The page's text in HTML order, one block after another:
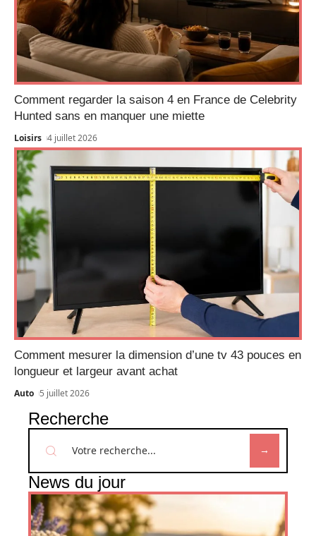
Comment regarder la saison 4 en France de Celebrity
Hunted sans en manquer une miette
Loisirs 4 juillet 2026
Comment mesurer la dimension d’une tv 43 pouces en
longueur et largeur avant achat
Auto 5 juillet 2026
Recherche
News du jour